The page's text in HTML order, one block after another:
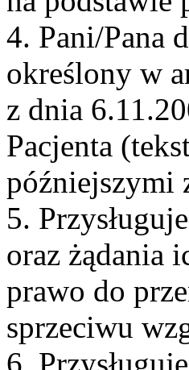
4. Pani/Pana
określony w
z dnia
Pacjenta
późniejszymi
5.
oraz żądania
prawo do
sprzeciwu